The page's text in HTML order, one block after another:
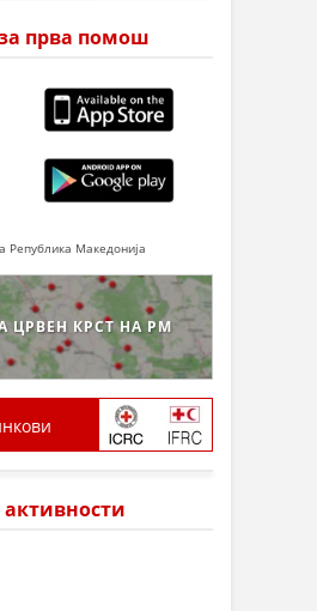
прва помош
Република Македонија
ЦРВЕН КРСТ НА РМ